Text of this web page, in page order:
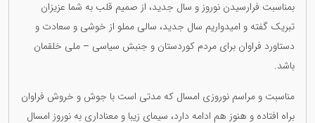
بمناسبت فرارسیدن نوروز و سال جدید، از صمیم قلب بە شما عزیزان
تبریک گفتە و امیدواریم سال جدید، سالی مملو از خوشی و سعادت و
دستاورد فراوان برای مردم کوردستان و جنبش سیاسی – ملی خلقمان
باشد.
مناسبت و مراسم نوروزی امسال کە مدتی است با جوش و خروش فراوان
براه افتادە و هنوز هم ادامە دارد، سیمای زیبا و معناداری بە نوروز امسال